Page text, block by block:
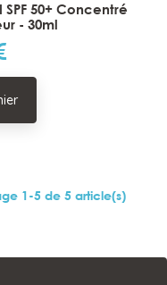
50+ Concentré
- 30ml
1-5 de 5 article(s)